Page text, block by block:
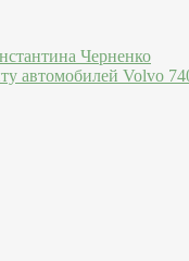
Черненко
автомобилей Volvo